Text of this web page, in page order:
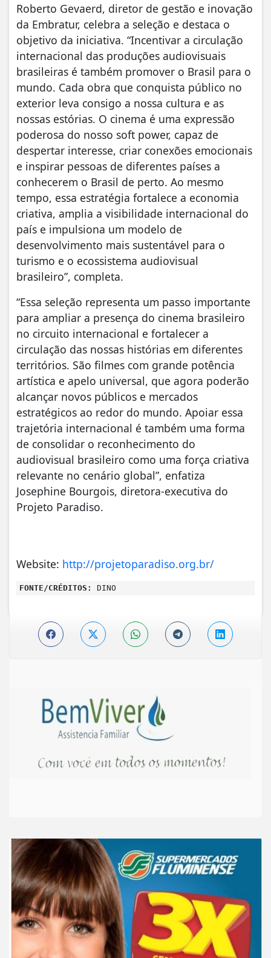
Roberto Gevaerd, diretor de gestão e inovação
da Embratur, celebra a seleção e destaca o
objetivo da iniciativa. “Incentivar a circulação
internacional das produções audiovisuais
brasileiras é também promover o Brasil para o
mundo. Cada obra que conquista público no
exterior leva consigo a nossa cultura e as
nossas estórias. O cinema é uma expressão
poderosa do nosso soft power, capaz de
despertar interesse, criar conexões emocionais
e inspirar pessoas de diferentes países a
conhecerem o Brasil de perto. Ao mesmo
tempo, essa estratégia fortalece a economia
criativa, amplia a visibilidade internacional do
país e impulsiona um modelo de
desenvolvimento mais sustentável para o
turismo e o ecossistema audiovisual
brasileiro”, completa.
“Essa seleção representa um passo importante
para ampliar a presença do cinema brasileiro
no circuito internacional e fortalecer a
circulação das nossas histórias em diferentes
territórios. São filmes com grande potência
artística e apelo universal, que agora poderão
alcançar novos públicos e mercados
estratégicos ao redor do mundo. Apoiar essa
trajetória internacional é também uma forma
de consolidar o reconhecimento do
audiovisual brasileiro como uma força criativa
relevante no cenário global”, enfatiza
Josephine Bourgois, diretora-executiva do
Projeto Paradiso.
Website: http://projetoparadiso.org.br/
FONTE/CRÉDITOS: DINO